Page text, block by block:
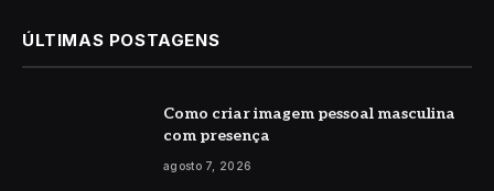
ÚLTIMAS POSTAGENS
Como criar imagem pessoal masculina
com presença
agosto 7, 2026